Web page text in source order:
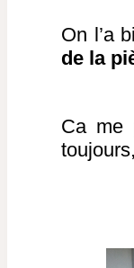
On l’a
de la
Ca me